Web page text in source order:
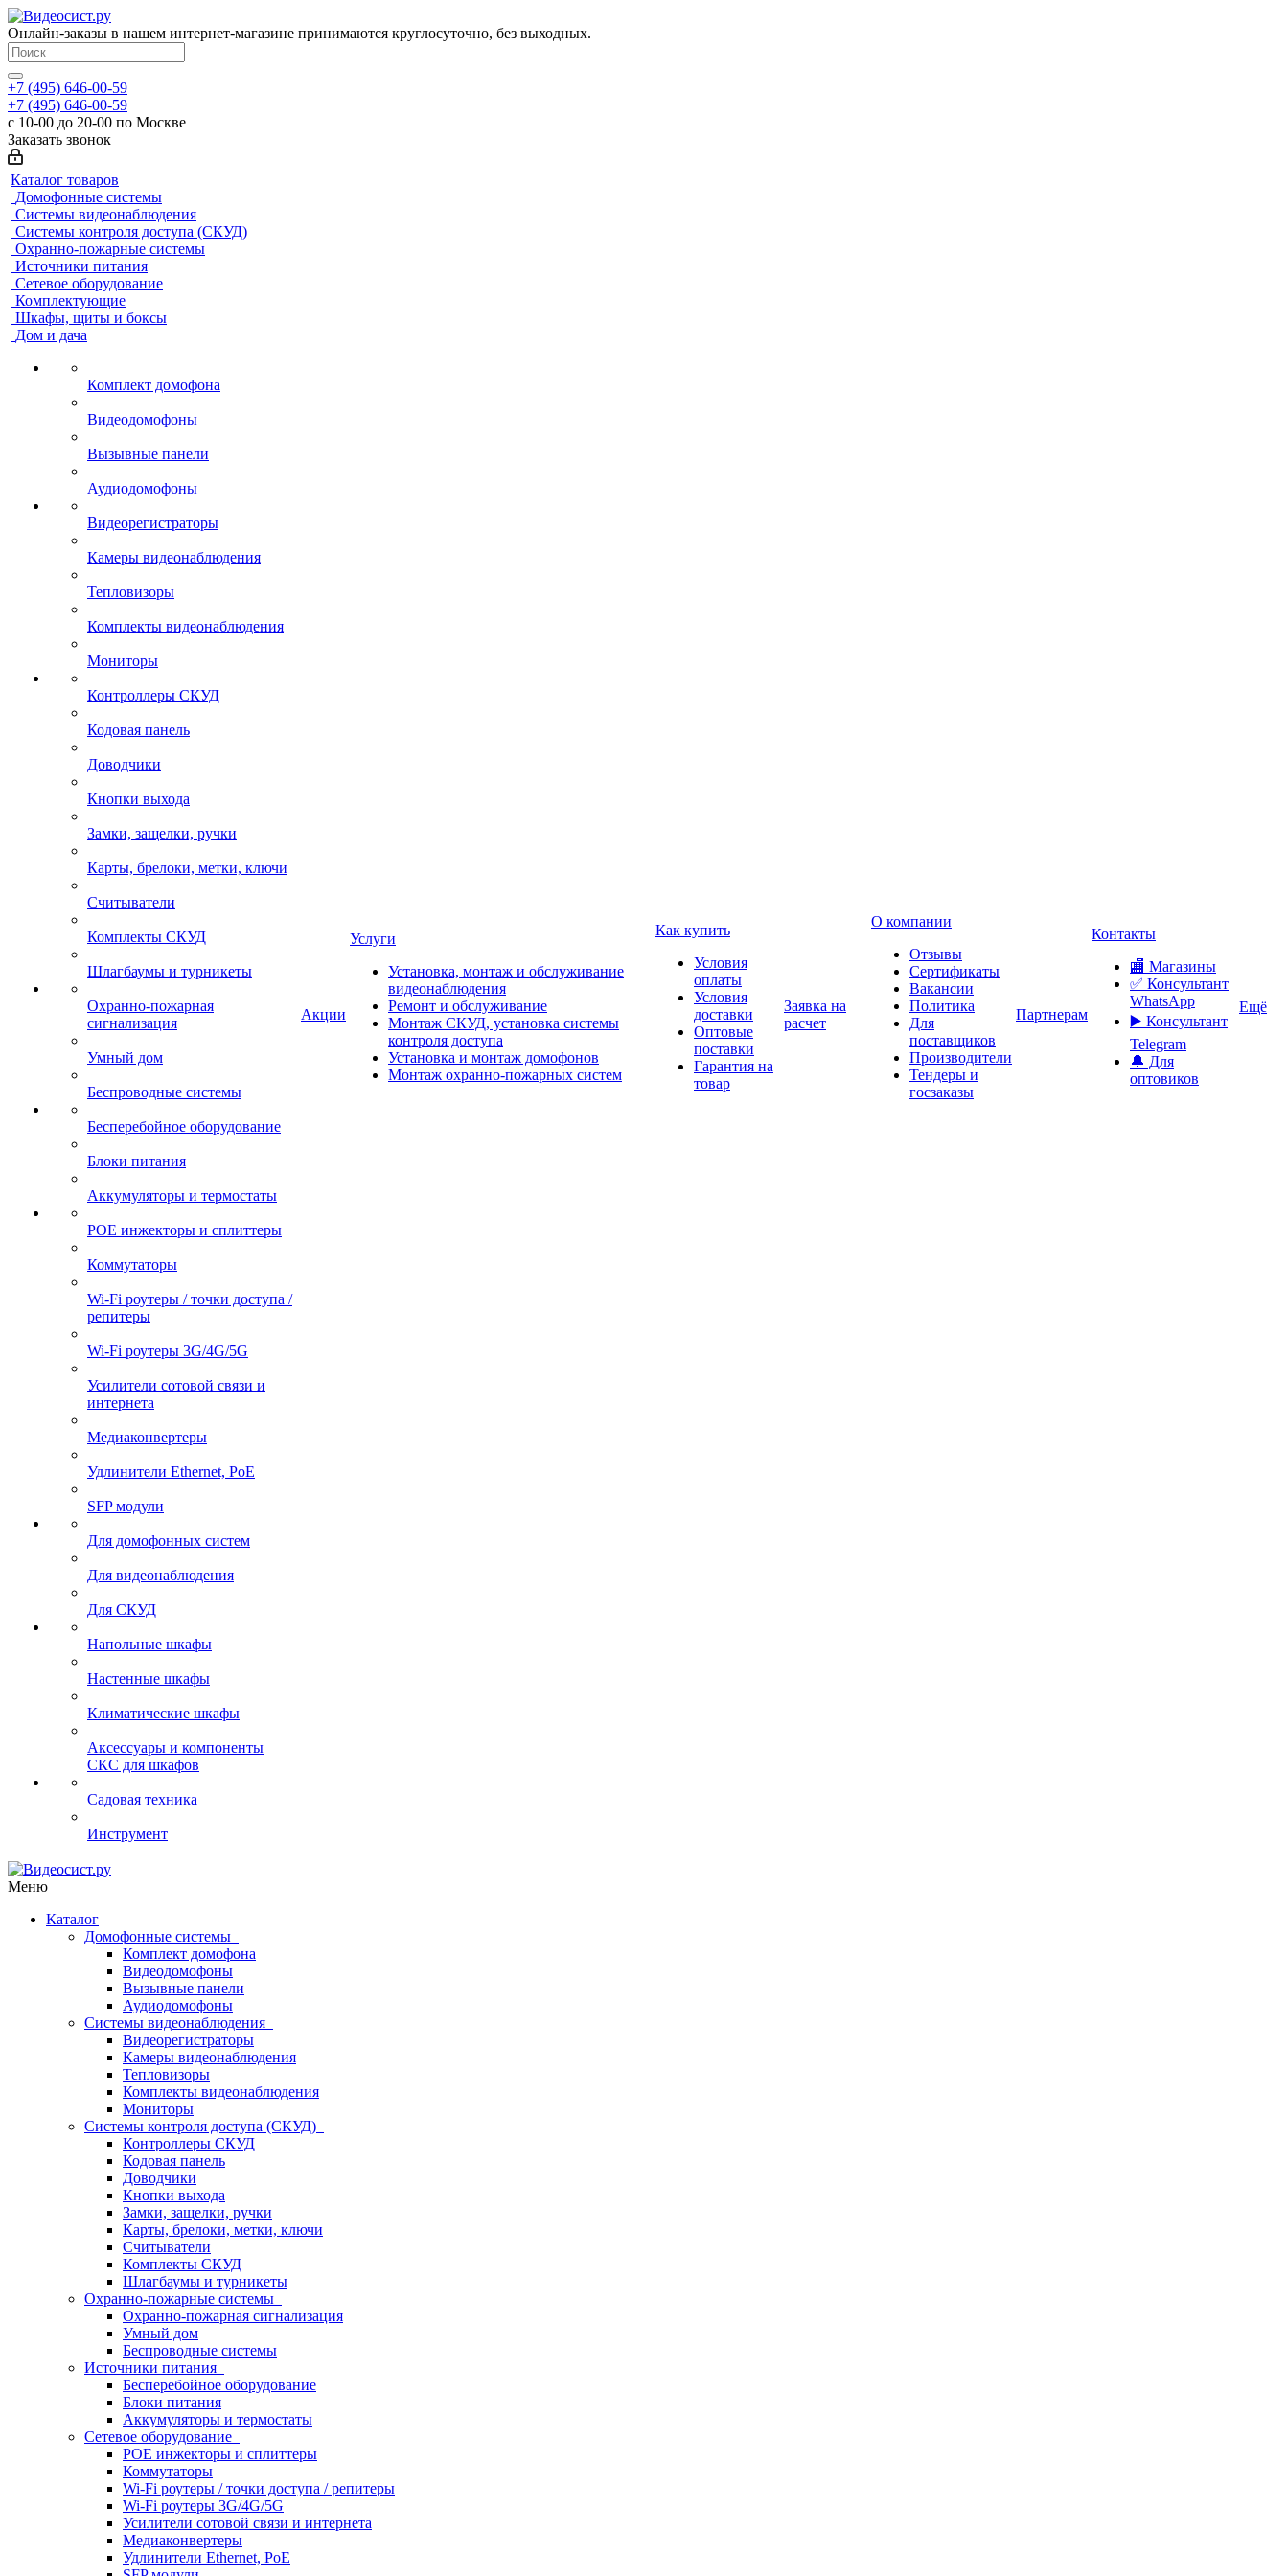
Онлайн-заказы в нашем интернет-магазине принимаются круглосуточно, без выходных.
+7 (495) 646-00-59
+7 (495) 646-00-59
с 10-00 до 20-00 по Москве
Заказать звонок
Каталог товаров
Домофонные системы
Системы видеонаблюдения
Системы контроля доступа (СКУД)
Охранно-пожарные системы
Источники питания
Сетевое оборудование
Комплектующие
Шкафы, щиты и боксы
Дом и дача
Комплект домофона
Видеодомофоны
Вызывные панели
Аудиодомофоны
Видеорегистраторы
Камеры видеонаблюдения
Тепловизоры
Комплекты видеонаблюдения
Мониторы
Контроллеры СКУД
Кодовая панель
Доводчики
Кнопки выхода
Замки, защелки, ручки
Карты, брелоки, метки, ключи
Считыватели
Комплекты СКУД
Шлагбаумы и турникеты
Охранно-пожарная
сигнализация
Умный дом
Беспроводные системы
Бесперебойное оборудование
Блоки питания
Аккумуляторы и термостаты
POE инжекторы и сплиттеры
Коммутаторы
Wi-Fi роутеры / точки доступа /
репитеры
Wi-Fi роутеры 3G/4G/5G
Усилители сотовой связи и
интернета
Медиаконвертеры
Удлинители Ethernet, PoE
SFP модули
Для домофонных систем
Для видеонаблюдения
Для СКУД
Напольные шкафы
Настенные шкафы
Климатические шкафы
Аксессуары и компоненты
СКС для шкафов
Садовая техника
Инструмент
Акции
Услуги
Установка, монтаж и обслуживание
видеонаблюдения
Ремонт и обслуживание
Монтаж СКУД, установка системы
контроля доступа
Установка и монтаж домофонов
Монтаж охранно-пожарных систем
Как купить
Условия
оплаты
Условия
доставки
Оптовые
поставки
Гарантия на
товар
Заявка на
расчет
О компании
Отзывы
Сертификаты
Вакансии
Политика
Для
поставщиков
Производители
Тендеры и
госзаказы
Партнерам
Контакты
🏬 Магазины
✅️ Консультант
WhatsApp
▶️ Консультант
Telegram
🔔 Для
оптовиков
Ещё
Меню
Каталог
Домофонные системы
Комплект домофона
Видеодомофоны
Вызывные панели
Аудиодомофоны
Системы видеонаблюдения
Видеорегистраторы
Камеры видеонаблюдения
Тепловизоры
Комплекты видеонаблюдения
Мониторы
Системы контроля доступа (СКУД)
Контроллеры СКУД
Кодовая панель
Доводчики
Кнопки выхода
Замки, защелки, ручки
Карты, брелоки, метки, ключи
Считыватели
Комплекты СКУД
Шлагбаумы и турникеты
Охранно-пожарные системы
Охранно-пожарная сигнализация
Умный дом
Беспроводные системы
Источники питания
Бесперебойное оборудование
Блоки питания
Аккумуляторы и термостаты
Сетевое оборудование
POE инжекторы и сплиттеры
Коммутаторы
Wi-Fi роутеры / точки доступа / репитеры
Wi-Fi роутеры 3G/4G/5G
Усилители сотовой связи и интернета
Медиаконвертеры
Удлинители Ethernet, PoE